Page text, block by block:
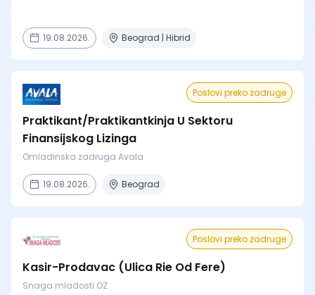
19.08.2026. Beograd | Hibrid
Poslovi preko zadruge
Praktikant/Praktikantkinja U Sektoru
Finansijskog Lizinga
Omladinska zadruga Avala
19.08.2026. Beograd
Poslovi preko zadruge
Kasir-Prodavac (Ulica Rie Od Fere)
Snaga mladosti OZ